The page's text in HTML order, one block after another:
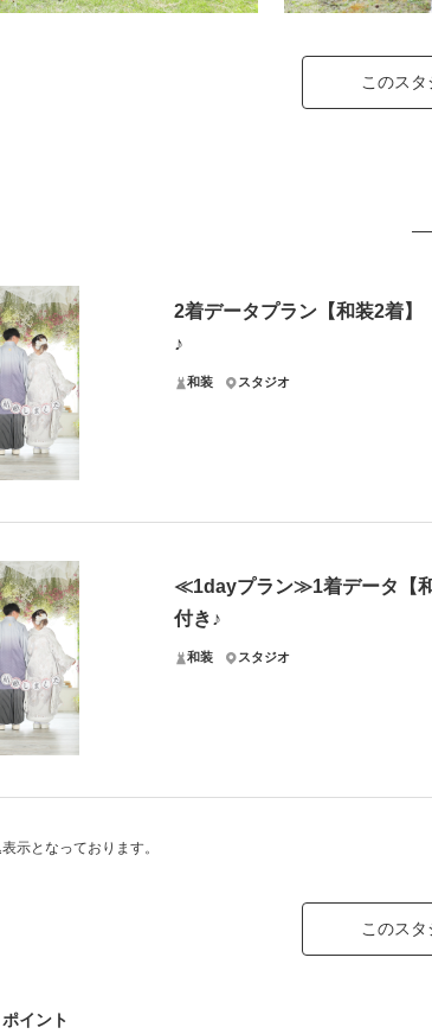
このス
2着データプラン【和装2着
♪
和装 スタジオ
おしゃれなスタジオで和装2着分
プラン詳細
撮影料
≪1dayプラン≫1着データ【
付き♪
和装 スタジオ
LINEやお電話で事前打ち合わせ
アルバム
示となっております。
このス
イント